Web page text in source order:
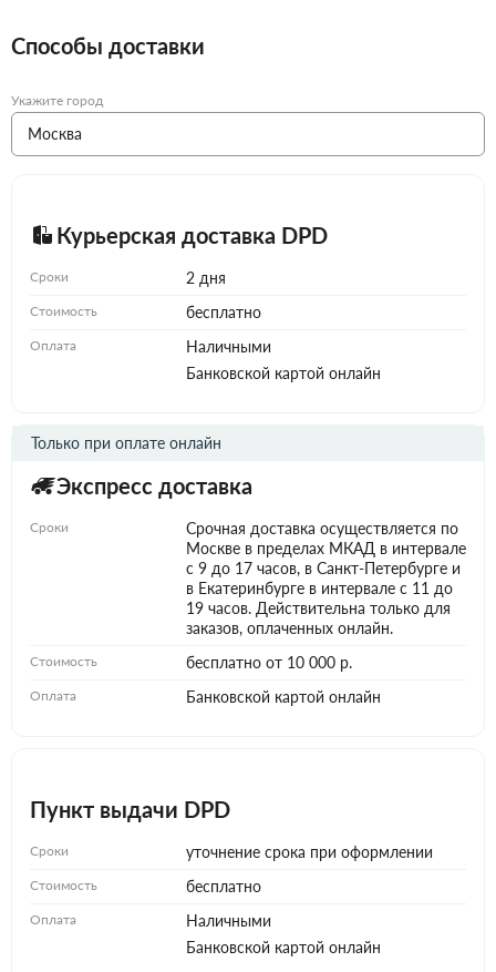
Способы доставки
Укажите город
Курьерская доставка DPD
Сроки 2 дня
Стоимость бесплатно
Оплата
Наличными
Банковской картой онлайн
Экспресс доставка
Только при оплате онлайн
Сроки
Срочная доставка осуществляется по
Москве в пределах МКАД в интервале
с 9 до 17 часов, в Санкт-Петербурге и
в Екатеринбурге в интервале с 11 до
19 часов. Действительна только для
заказов, оплаченных онлайн.
Стоимость бесплатно от 10 000 р.
Оплата Банковской картой онлайн
Пункт выдачи DPD
Сроки уточнение срока при оформлении
Стоимость бесплатно
Оплата
Наличными
Банковской картой онлайн